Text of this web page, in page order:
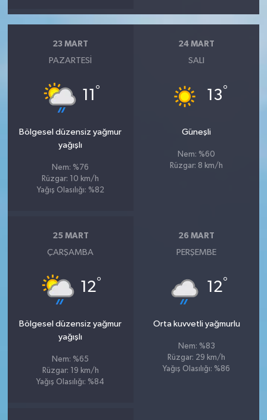
23 MART
PAZARTESI
11 °
Bölgesel düzensiz yağmur
yağışlı
Nem: %76
Rüzgar: 10 km/h
Yağış Olasılığı: %82
24 MART
SALI
13°
Güneşli
Nem: %60
Rüzgar: 8 km/h
25 MART
ÇARŞAMBA
12°
Bölgesel düzensiz yağmur
yağışlı
Nem: %65
Rüzgar: 19 km/h
Yağış Olasılığı: %84
26 MART
PERŞEMBE
12°
Orta kuvvetli yağmurlu
Nem: %83
Rüzgar: 29 km/h
Yağış Olasılığı: %86